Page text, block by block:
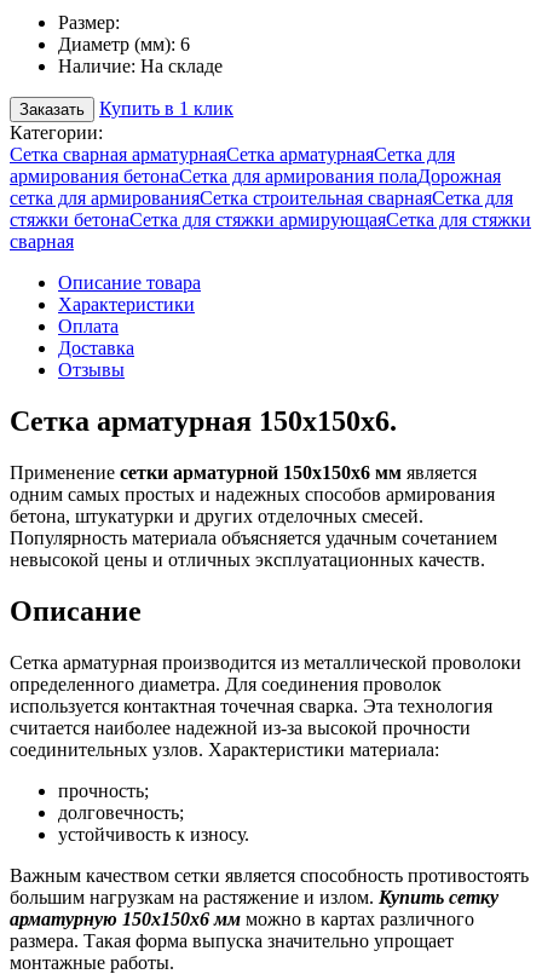
Размер:
Диаметр (мм): 6
Наличие: На складе
Заказать
Купить в 1 клик
Категории:
Сетка сварная арматурнаяСетка арматурнаяСетка для
армирования бетонаСетка для армирования полаДорожная
сетка для армированияСетка строительная сварнаяСетка для
стяжки бетонаСетка для стяжки армирующаяСетка для стяжки
сварная
Описание товара
Характеристики
Оплата
Доставка
Отзывы
Сетка арматурная 150х150х6.
Применение сетки арматурной 150х150х6 мм является
одним самых простых и надежных способов армирования
бетона, штукатурки и других отделочных смесей.
Популярность материала объясняется удачным сочетанием
невысокой цены и отличных эксплуатационных качеств.
Описание
Сетка арматурная производится из металлической проволоки
определенного диаметра. Для соединения проволок
используется контактная точечная сварка. Эта технология
считается наиболее надежной из-за высокой прочности
соединительных узлов. Характеристики материала:
прочность;
долговечность;
устойчивость к износу.
Важным качеством сетки является способность противостоять
большим нагрузкам на растяжение и излом. Купить сетку
арматурную 150х150х6 мм можно в картах различного
размера. Такая форма выпуска значительно упрощает
монтажные работы.